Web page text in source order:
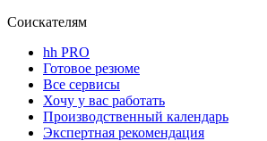
Соискателям
hh PRO
Готовое резюме
Все сервисы
Хочу у вас работать
Производственный календарь
Экспертная рекомендация